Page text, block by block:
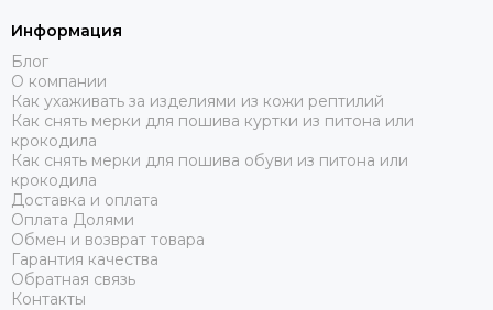
Информация
Блог
О компании
Как ухаживать за изделиями из кожи рептилий
Как снять мерки для пошива куртки из питона или
крокодила
Как снять мерки для пошива обуви из питона или
крокодила
Доставка и оплата
Оплата Долями
Обмен и возврат товара
Гарантия качества
Обратная связь
Контакты